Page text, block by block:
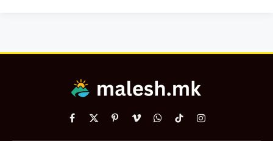
Facebook
X
PinterestVimeoWhatsApp
TikTokInstagram